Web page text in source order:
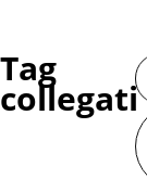
Tag
collegati